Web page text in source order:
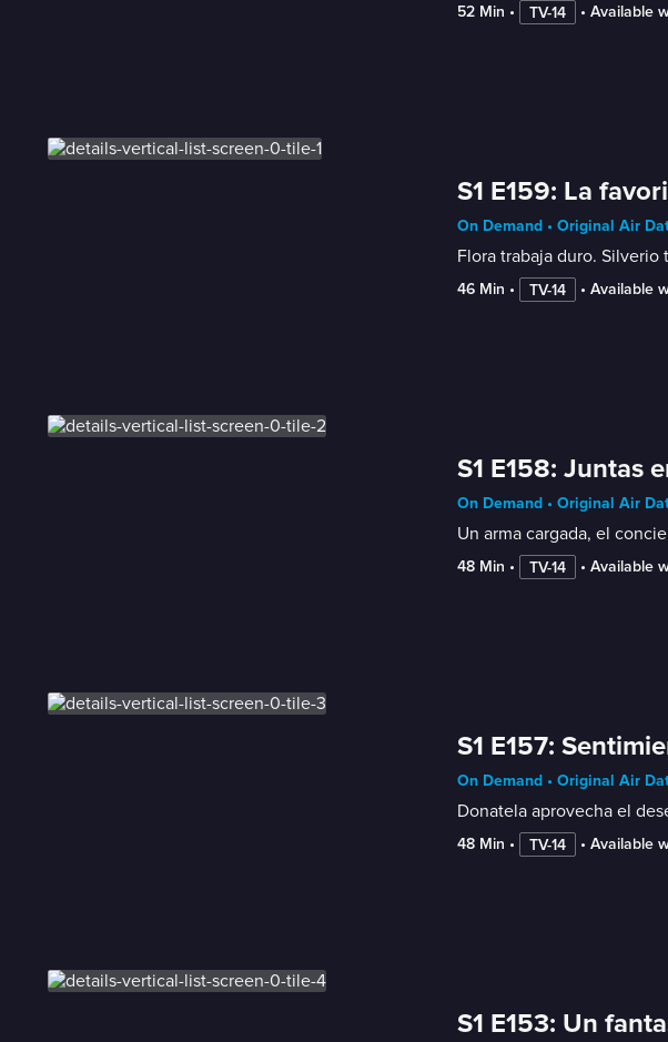
52 Min • TV-14 • Available
S1 E159: La
On Demand • Original Air
Flora trabaja duro. Silverio
46 Min • TV-14 • Available
S1 E158: Juntas
On Demand • Original Air
Un arma cargada, el
48 Min • TV-14 • Available
S1 E157:
On Demand • Original Air
Donatela aprovecha el
48 Min • TV-14 • Available
S1 E153: Un